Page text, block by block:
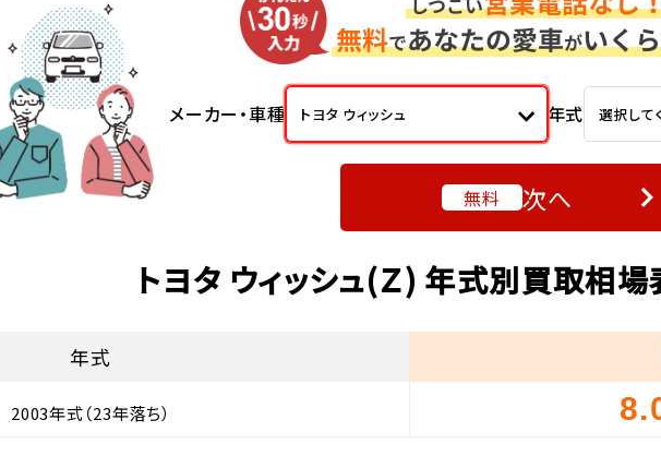
メーカー・車種 トヨタ ウィッシュ 年式 選択して
無料 次へ
トヨタ ウィッシュ(Ｚ) 年式別買取相場
年式
2003年式（23年落ち）